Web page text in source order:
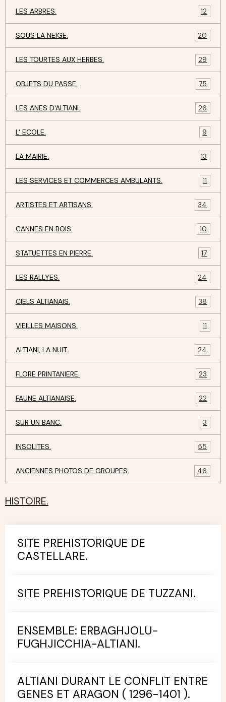
LES ARBRES. 12
SOUS LA NEIGE. 20
LES TOURTES AUX HERBES. 29
OBJETS DU PASSE. 75
LES ANES D'ALTIANI. 26
L' ECOLE. 9
LA MAIRIE. 13
LES SERVICES ET COMMERCES AMBULANTS. 11
ARTISTES ET ARTISANS. 34
CANNES EN BOIS. 10
STATUETTES EN PIERRE. 17
LES RALLYES. 24
CIELS ALTIANAIS. 38
VIEILLES MAISONS. 11
ALTIANI, LA NUIT. 24
FLORE PRINTANIERE. 23
FAUNE ALTIANAISE. 22
SUR UN BANC. 3
INSOLITES. 55
ANCIENNES PHOTOS DE GROUPES. 46
HISTOIRE.
SITE PREHISTORIQUE DE
CASTELLARE.
SITE PREHISTORIQUE DE TUZZANI.
ENSEMBLE: ERBAGHJOLU-
FUGHJICCHIA-ALTIANI.
ALTIANI DURANT LE CONFLIT ENTRE
GENES ET ARAGON ( 1296-1401 ).